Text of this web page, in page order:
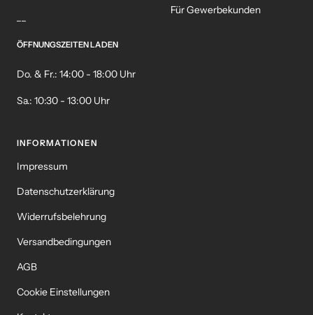
ÖFFNUNGSZEITEN LADEN
Do. & Fr.: 14:00 - 18:00 Uhr
Sa.: 10:30 - 13:00 Uhr
Für Gewerbekunden
INFORMATIONEN
Impressum
Datenschutzerklärung
Widerrufsbelehrung
Versandbedingungen
AGB
Cookie Einstellungen